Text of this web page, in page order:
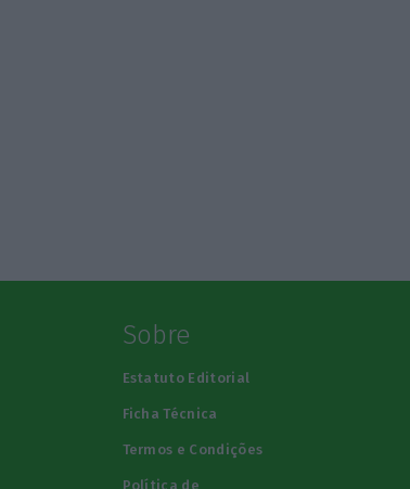
Sobre
Estatuto Editorial
Ficha Técnica
Termos e Condições
Política de